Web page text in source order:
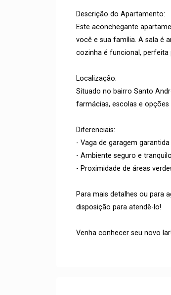
Descrição do Apartamento:
Este aconchegante
você e sua família. A sala é
cozinha é funcional, perfeita
Localização:
Situado no bairro Santo
farmácias, escolas e
Diferenciais:
- Vaga de garagem garantida
- Ambiente seguro e tranquilo
- Proximidade de áreas
Para mais detalhes ou para
disposição para atendê-lo!
Venha conhecer seu novo lar!